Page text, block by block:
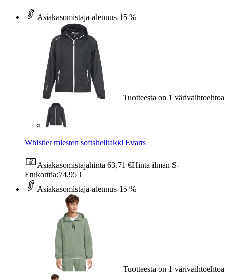
Asiakasomistaja-alennus-15 %
Tuotteesta on 1 värivaihtoehtoa
Whistler miesten softshelltakki Evarts
Asiakasomistajahinta 63,71 €Hinta ilman S-
Etukorttia:74,95 €
Asiakasomistaja-alennus-15 %
Tuotteesta on 1 värivaihtoehtoa